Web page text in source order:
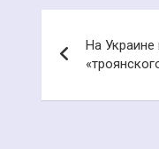
по
записям
На Украине